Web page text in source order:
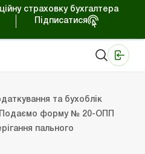
страховку бухгалтера
Підписатися
та бухоблік
Подаємо форму № 20-ОПП
пального